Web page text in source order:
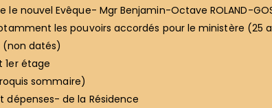
nouvel Evêque- Mgr Benjamin-Octave ROLAND-
les pouvoirs accordés pour le ministère (25
(non datés)
1er étage
sommaire)
de la Résidence